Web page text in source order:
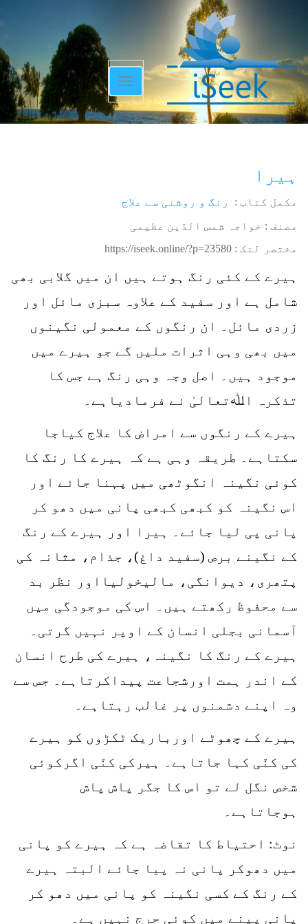
Toggle
navigation
ہیرا
مکمل کتاب : رنگ و روشنی سے علاج
مصنف : خواجہ شمس الدّین عظیمی
مختصر لنک : https://iseek.online/?p=23580
ہیرے کے کئی رنگ ہوتے ہیں ان میں گلابی بھی
شامل ہے اور سفید کے علاوہ سبزی مائل اور
زردی مائل۔ ان رنگوں کے معمولی نگینوں
میں بھی وہی اثرات ملیں گے جو ہیرے میں
موجود ہیں۔ اصل وجہ وہی رنگ ہے جس کا
تذکرہ اﷲتعالیٰ نے فرمادیاہے۔
ہیرے کے رنگوں سے امراض کا علاج کیاجا
سکتاہے۔ طریقہ وہی ہے کہ ہیرے کا رنگ کا
کوئی نگینہ انگوٹھی میں پہنا جائے اور
اس نگینہ کو کبھی کبھی پانی میں دھو کر
پانی پی لیا جائے۔ ہیرا اور ہیرے کے رنگ
کے نگینے برص (سفید داغ)، جذام، مثانہ کی
پتھری، دیوانگی، مالیخولیااور نظر بد
سے محفوظ رکھتے ہیں۔ اس کی موجودگی میں
آسمانی بجلی انسان کے اوپر نہیں گرتی۔
ہیرے کے رنگ کا نگینہ، ہیرے کی طرح انسان
کے اندر ہمت اورشجاعت پیداکرتاہے۔ جس سے
وہ اپنے دشمنوں پر غالب رہتاہے۔
ہیرے کے چھوٹے اورباریک ٹکڑوں کو ہیرے
کی کنّی کہا جاتاہے۔ ہیرکی کنّی اگرکوئی
شخص نگل لے تو اس کا جگر پاش پاش
ہوجاتاہے۔
نوٹ: احتیاط کا تقاضہ ہے کہ ہیرے کو پانی
میں دھوکر پانی نہ پیا جائے البتہ ہیرے
کے رنگ کے کسی نگینہ کو پانی میں دھو کر
پانی پینے میں کوئی حرج نہیں ہے۔